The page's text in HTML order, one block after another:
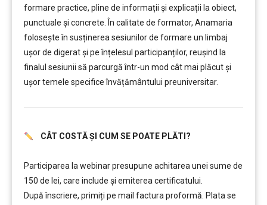
formare practice, pline de informații și explicații la obiect,
punctuale și concrete. În calitate de formator, Anamaria
folosește în susținerea sesiunilor de formare un limbaj
ușor de digerat și pe înțelesul participanților, reușind la
finalul sesiunii să parcurgă într-un mod cât mai plăcut și
ușor temele specifice învățământului preuniversitar.
CÂT COSTĂ ȘI CUM SE POATE PLĂTI?
Participarea la webinar presupune achitarea unei sume de
150 de lei, care include şi emiterea certificatului.
După înscriere, primiți pe mail factura proformă. Plata se